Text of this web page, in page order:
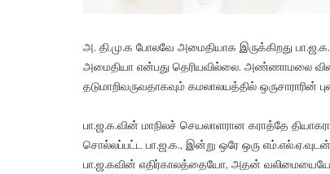
அ. தி.மு.க போலவே அமைதியாக இருக்கிறது
அமைதியா என்பது தெரியவில்லை. அண்ணாமலை
தடுமாறிவருவதாகவும் கமலாலயத்தில் ஒருசாராரின்
பா.ஜ.க.வின் மாநிலச் செயலாளரான கராத்தே
சொல்லப்பட்ட பா.ஜ.க., இன்று ஒரே ஒரு
பா.ஜ.கவின் எதிர்காலத்தையோ, அதன் வலிமையையோ